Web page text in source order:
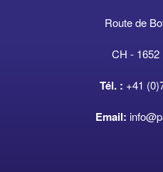
Route de
CH - 1652
Tél. : +41
Email: